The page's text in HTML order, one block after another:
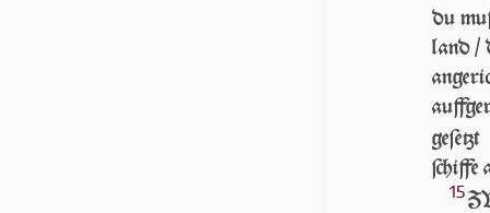
du
land /
15